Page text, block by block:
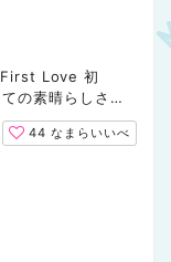
First Love 初
の素晴らしさは
すること...
44なまらいいべ